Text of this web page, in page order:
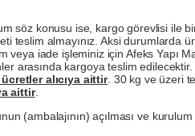
konusu ise, kargo görevlisi ile
teslim almayınız. Aksi durumlarda
veya iade işleminiz için Afeks Yapı
arasında kargoya teslim
alıcıya aittir. 30 kg ve üzeri
aittir.
(ambalajının) açılması ve